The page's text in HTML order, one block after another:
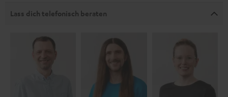
Lass dich telefonisch beraten